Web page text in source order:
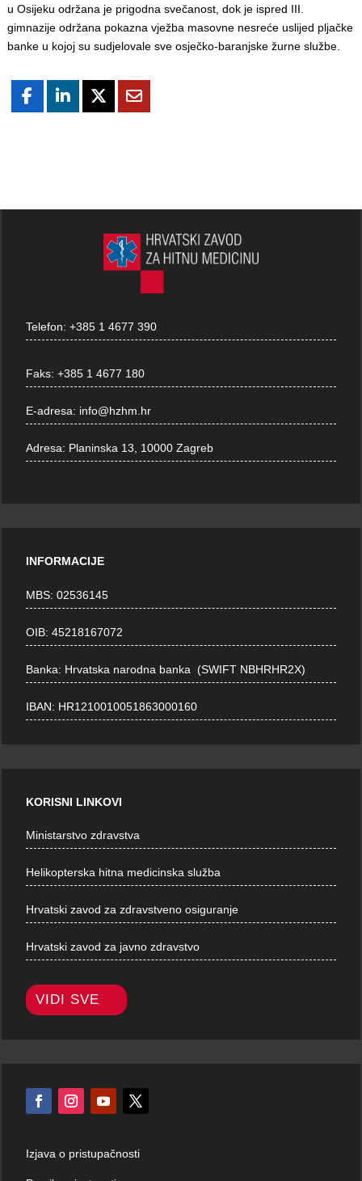
u Osijeku održana je prigodna svečanost, dok je ispred III.
gimnazije održana pokazna vježba masovne nesreće uslijed pljačke
banke u kojoj su sudjelovale sve osječko-baranjske žurne službe.
Telefon:+385 1 4677 390
Faks:+385 1 4677 180
E-adresa: info@hzhm.hr
Adresa: Planinska 13, 10000 Zagreb
INFORMACIJE
MBS: 02536145
OIB: 45218167072
Banka: Hrvatska narodna banka (SWIFT NBHRHR2X)
IBAN: HR1210010051863000160
KORISNI LINKOVI
Ministarstvo zdravstva
Helikopterska hitna medicinska služba
Hrvatski zavod za zdravstveno osiguranje
Hrvatski zavod za javno zdravstvo
VIDI SVE
Izjava o pristupačnosti